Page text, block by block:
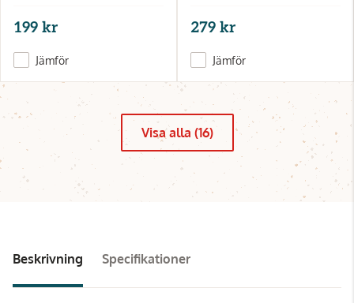
199 kr
Jämför
279 kr
Jämför
Visa alla (16)
Beskrivning Specifikationer